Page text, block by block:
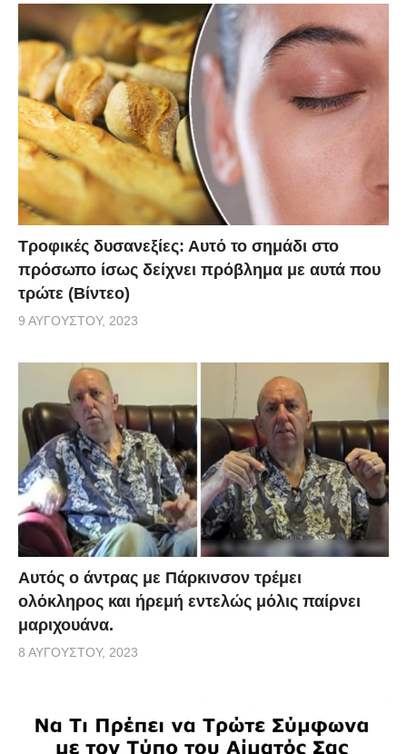
Τροφικές δυσανεξίες: Αυτό το σημάδι στο
πρόσωπο ίσως δείχνει πρόβλημα με αυτά που
τρώτε (Βίντεο)
9 ΑΥΓΟΎΣΤΟΥ, 2023
Αυτός ο άντρας με Πάρκινσον τρέμει
ολόκληρος και ήρεμή εντελώς μόλις παίρνει
μαριχουάνα.
8 ΑΥΓΟΎΣΤΟΥ, 2023